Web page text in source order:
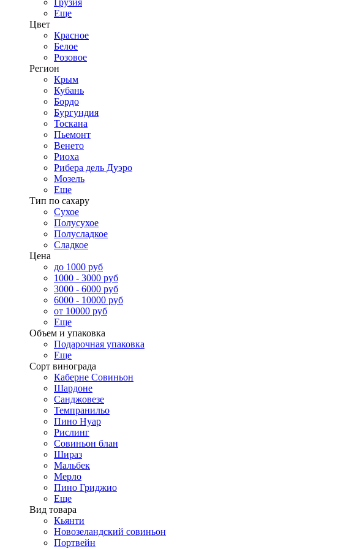
Грузия
Еще
Цвет
Красное
Белое
Розовое
Регион
Крым
Кубань
Бордо
Бургундия
Тоскана
Пьемонт
Венето
Риоха
Рибера дель Дуэро
Мозель
Еще
Тип по сахару
Сухое
Полусухое
Полусладкое
Сладкое
Цена
до 1000 руб
1000 - 3000 руб
3000 - 6000 руб
6000 - 10000 руб
от 10000 руб
Еще
Объем и упаковка
Подарочная упаковка
Еще
Сорт винограда
Каберне Совиньон
Шардоне
Санджовезе
Темпранильо
Пино Нуар
Рислинг
Совиньон блан
Шираз
Мальбек
Мерло
Пино Гриджио
Еще
Вид товара
Кьянти
Новозеландский совиньон
Портвейн